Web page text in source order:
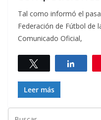
Tal como informó el
Federación de Fútbol de
Comunicado Oficial,
Twittear
Leer más